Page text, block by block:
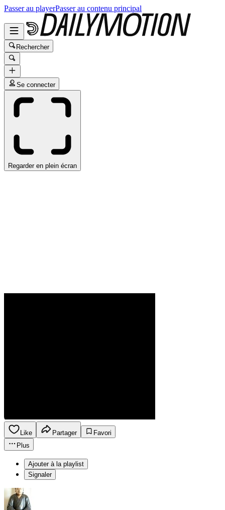
Passer au playerPasser au contenu principal
Rechercher
Se connecter
Regarder en plein écran
Like Partager
Favori
Plus
Ajouter à la playlist
Signaler